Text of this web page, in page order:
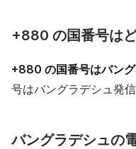
+880 の国番号は
+880 の国番号はバン
号はバングラデシュ発信
バングラデシュの